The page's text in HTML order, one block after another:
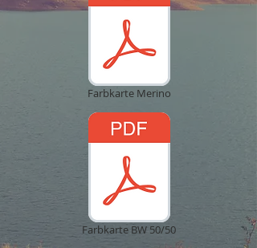
Farbkarte Merino
Farbkarte BW 50/50